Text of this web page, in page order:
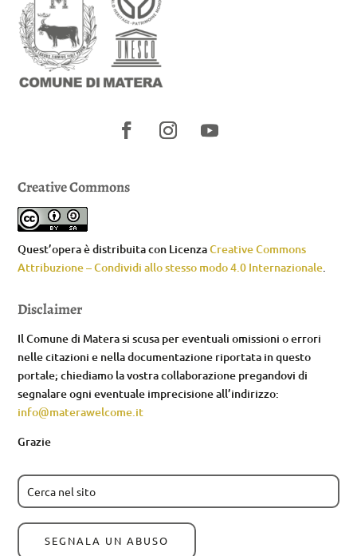
Creative Commons
Quest’opera è distribuita con LicenzaCreative Commons
Attribuzione – Condividi allo stesso modo 4.0 Internazionale.
Disclaimer
Il Comune di Matera si scusa per eventuali omissioni o errori
nelle citazioni e nella documentazione riportata in questo
portale; chiediamo la vostra collaborazione pregandovi di
segnalare ogni eventuale imprecisione all’indirizzo:
info@materawelcome.it
Grazie
SEGNALA UN ABUSO